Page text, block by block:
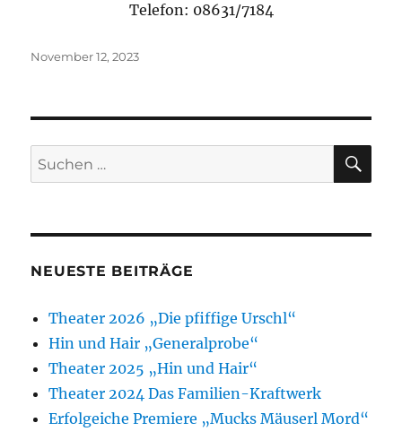
Telefon: 08631/7184
Veröffentlicht
November 12, 2023
Suchen
nach:
NEUESTE BEITRÄGE
Theater 2026 „Die pfiffige Urschl“
Hin und Hair „Generalprobe“
Theater 2025 „Hin und Hair“
Theater 2024 Das Familien-Kraftwerk
Erfolgeiche Premiere „Mucks Mäuserl Mord“